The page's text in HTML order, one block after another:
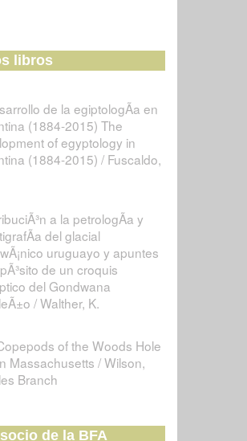
libros
de la egiptologÃ­a en
(1884-2015) The
of egyptology in
(1884-2015) / Fuscaldo,
a la petrologÃ­a y
del glacial
uruguayo y apuntes
de un croquis
del Gondwana
/ Walther, K.
of the Woods Hole
Massachusetts / Wilson,
Branch
de la BFA